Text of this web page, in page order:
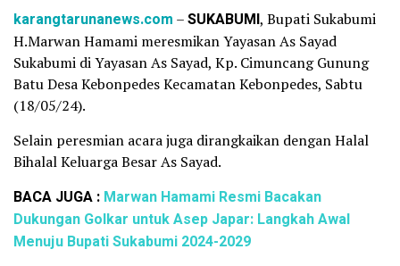
karangtarunanews.com –SUKABUMI, Bupati Sukabumi
H.Marwan Hamami meresmikan Yayasan As Sayad
Sukabumi di Yayasan As Sayad, Kp. Cimuncang Gunung
Batu Desa Kebonpedes Kecamatan Kebonpedes, Sabtu
(18/05/24).
Selain peresmian acara juga dirangkaikan dengan Halal
Bihalal Keluarga Besar As Sayad.
BACA JUGA : Marwan Hamami Resmi Bacakan
Dukungan Golkar untuk Asep Japar: Langkah Awal
Menuju Bupati Sukabumi 2024-2029